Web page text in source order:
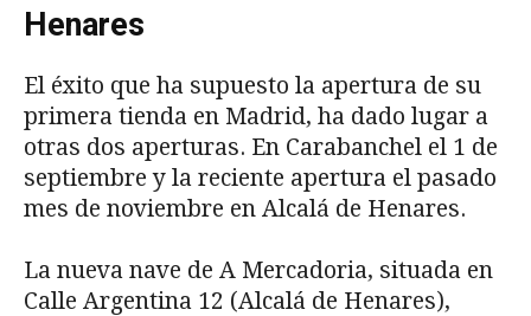
Henares
El éxito que ha supuesto la apertura de su
primera tienda en Madrid, ha dado lugar a
otras dos aperturas. En Carabanchel el 1 de
septiembre y la reciente apertura el pasado
mes de noviembre en Alcalá de Henares.
La nueva nave de A Mercadoria, situada en
Calle Argentina 12 (Alcalá de Henares),